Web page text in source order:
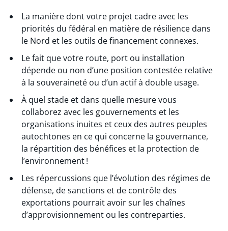
La manière dont votre projet cadre avec les
priorités du fédéral en matière de résilience dans
le Nord et les outils de financement connexes.
Le fait que votre route, port ou installation
dépende ou non d’une position contestée relative
à la souveraineté ou d’un actif à double usage.
À quel stade et dans quelle mesure vous
collaborez avec les gouvernements et les
organisations inuites et ceux des autres peuples
autochtones en ce qui concerne la gouvernance,
la répartition des bénéfices et la protection de
l’environnement !
Les répercussions que l’évolution des régimes de
défense, de sanctions et de contrôle des
exportations pourrait avoir sur les chaînes
d’approvisionnement ou les contreparties.